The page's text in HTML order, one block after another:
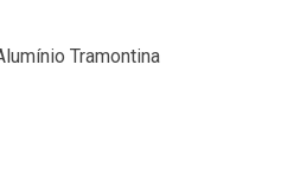
Tramontina